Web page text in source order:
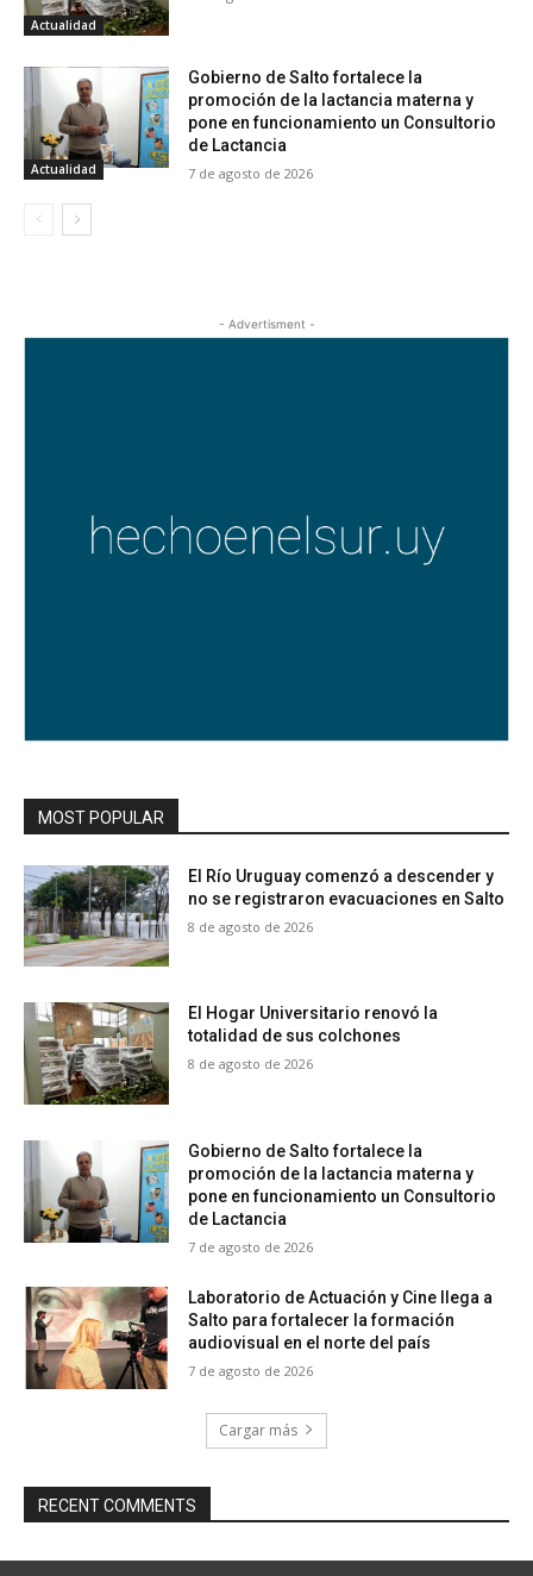
Actualidad
Actualidad
Gobierno de Salto fortalece la
promoción de la lactancia materna y
pone en funcionamiento un Consultorio
de Lactancia
7 de agosto de 2026
- Advertisment -
MOST POPULAR
El Río Uruguay comenzó a descender y
no se registraron evacuaciones en Salto
8 de agosto de 2026
El Hogar Universitario renovó la
totalidad de sus colchones
8 de agosto de 2026
Gobierno de Salto fortalece la
promoción de la lactancia materna y
pone en funcionamiento un Consultorio
de Lactancia
7 de agosto de 2026
Laboratorio de Actuación y Cine llega a
Salto para fortalecer la formación
audiovisual en el norte del país
7 de agosto de 2026
Cargar más
RECENT COMMENTS